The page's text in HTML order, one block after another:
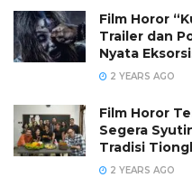
Film Horor
Trailer dan
Nyata
2 YEARS AGO
Film Horor
Segera
Tradisi
2 YEARS AGO